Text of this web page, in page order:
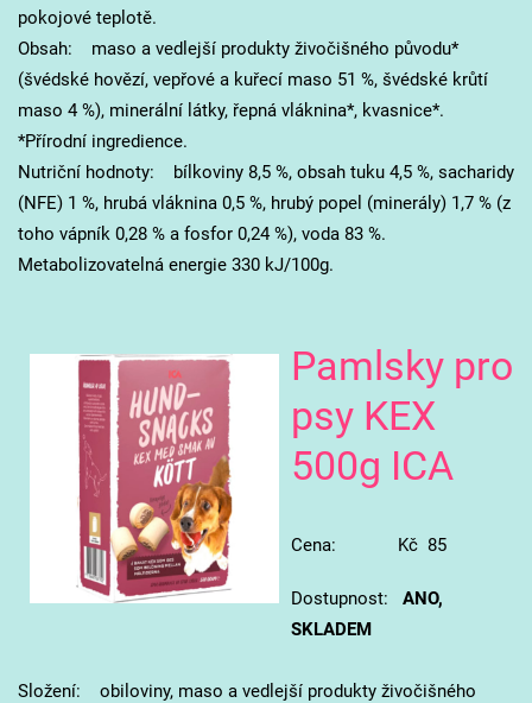
pokojové teplotě.
Obsah: maso a vedlejší produkty živočišného původu*
(švédské hovězí, vepřové a kuřecí maso 51 %, švédské krůtí
maso 4 %), minerální látky, řepná vláknina*, kvasnice*.
*Přírodní ingredience.
Nutriční hodnoty: bílkoviny 8,5 %, obsah tuku 4,5 %, sacharidy
(NFE) 1 %, hrubá vláknina 0,5 %, hrubý popel (minerály) 1,7 % (z
toho vápník 0,28 % a fosfor 0,24 %), voda 83 %.
Metabolizovatelná energie 330 kJ/100g.
Pamlsky pro
psy KEX
500g ICA
Cena: Kč 85
Dostupnost: ANO,
SKLADEM
Složení: obiloviny, maso a vedlejší produkty živočišného